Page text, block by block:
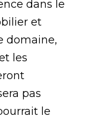
dans le
et
domaine,
les
pas
le